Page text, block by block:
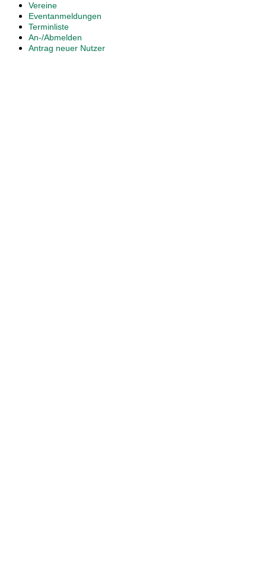
Vereine
Eventanmeldungen
Terminliste
An-/Abmelden
Antrag neuer Nutzer